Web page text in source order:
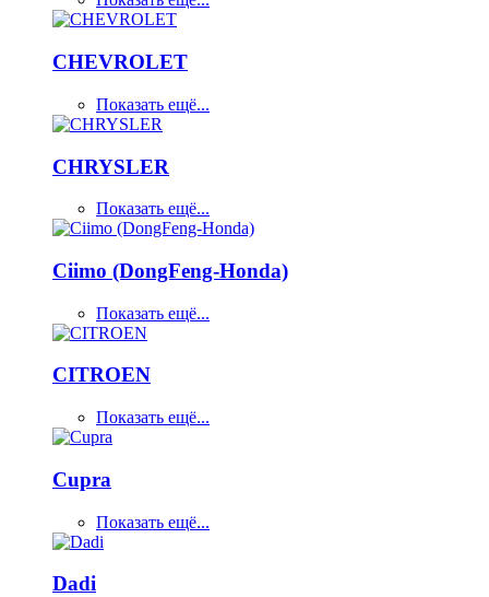
CHEVROLET
Показать ещё...
CHRYSLER
Показать ещё...
Ciimo (DongFeng-Honda)
Показать ещё...
CITROEN
Показать ещё...
Cupra
Показать ещё...
Dadi